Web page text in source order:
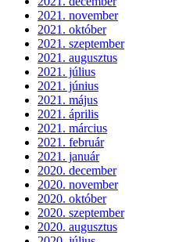
2021. november
2021. október
2021. szeptember
2021. augusztus
2021. július
2021. június
2021. május
2021. április
2021. március
2021. február
2021. január
2020. december
2020. november
2020. október
2020. szeptember
2020. augusztus